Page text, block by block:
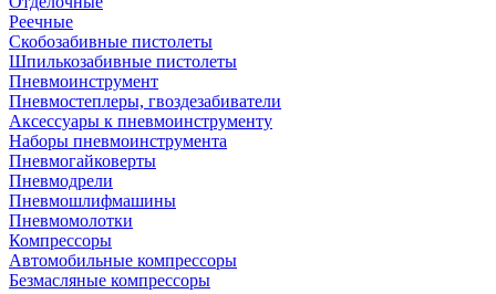
Реечные
Скобозабивные пистолеты
Шпилькозабивные пистолеты
Пневмоинструмент
Пневмостеплеры, гвоздезабиватели
Аксессуары к пневмоинструменту
Наборы пневмоинструмента
Пневмогайковерты
Пневмодрели
Пневмошлифмашины
Пневмомолотки
Компрессоры
Автомобильные компрессоры
Безмасляные компрессоры